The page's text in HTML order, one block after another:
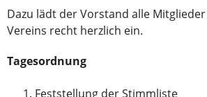
Dazu lädt der Vorstand alle
Vereins recht herzlich ein.
Tagesordnung
Feststellung der Stimmliste